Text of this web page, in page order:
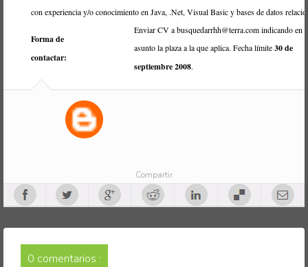
con experiencia y/o conocimiento en Java, .Net, Visual Basic y bases de datos
Forma de
contactar:
Enviar CV a busquedarrhh@terra.com indicando en
asunto la plaza a la que aplica. Fecha límite30 de
septiembre 2008.
Compartir
0 comentarios :